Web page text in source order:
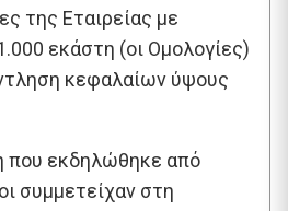
της Εταιρείας με
εκάστη (οι Ομολογίες)
κεφαλαίων ύψους
που εκδηλώθηκε από
συμμετείχαν στη